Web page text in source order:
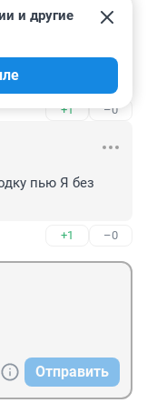
–0
+1 –0
и другие
пью Я без
+1 –0
Отправить